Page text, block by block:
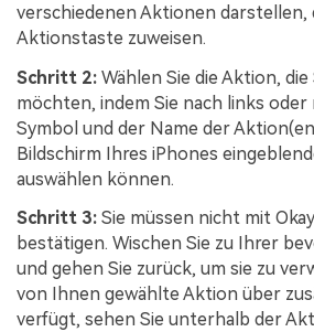
verschiedenen Aktionen darstellen,
Aktionstaste zuweisen.
Schritt 2: Wählen Sie die Aktion,
möchten, indem Sie nach links oder
Symbol und der Name der
Bildschirm Ihres iPhones
auswählen können.
Schritt 3: Sie müssen nicht mit
bestätigen. Wischen Sie zu Ihrer
und gehen Sie zurück, um sie zu
von Ihnen gewählte Aktion über
verfügt, sehen Sie unterhalb der